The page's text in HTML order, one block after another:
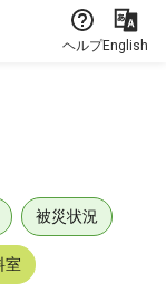
ヘルプEnglish
被災状況
室